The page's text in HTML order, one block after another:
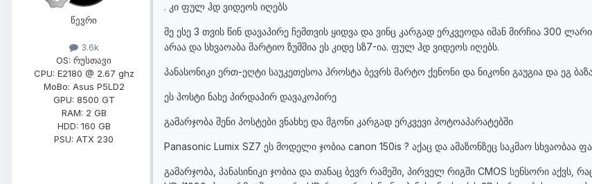
წევრი
3.6k
OS: რუსთავი
CPU: E2180 @ 2.67 ghz
MoBo: Asus P5LD2
GPU: 8500 GT
RAM: 2 GB
HDD: 160 GB
PSU: ATX 230
. კი ფულ ჰდ ვიდეოს იღებს
მე ესე 3 თვის წინ დავაპირე ჩემთვის ყიდვა და ვინც კარგად ერკვეოდა იმან მირჩია 300
არაა და სხვაოაბა მარტიო ზუმშია ეს კიდე სზ7-ია. ფულ ჰდ ვიდეოს იღებს.
პანასონიკი ერთ-ეღტი საუკეთესოა პროსტა ბევრს მარტო ქენონი და ნიკონი გაუგია და ეგ
ეს პოსტი ნახე პირდაპირ დავაკოპირე
გამარჯობა შენი პოსტები ვნახხე და მგონი კარგად ერკვევი პოტოაპარატებში
Panasonic Lumix SZ7 ეს მოდელი ჯობია canon 150is ? აქაც და ამაზონზეც საკმაო სხვაობაა
გამარჯობა, პანასინიკი ჯობია და თანაც ბევრ რამეში, პირველ რიგში CMOS სენსორი აქვს,